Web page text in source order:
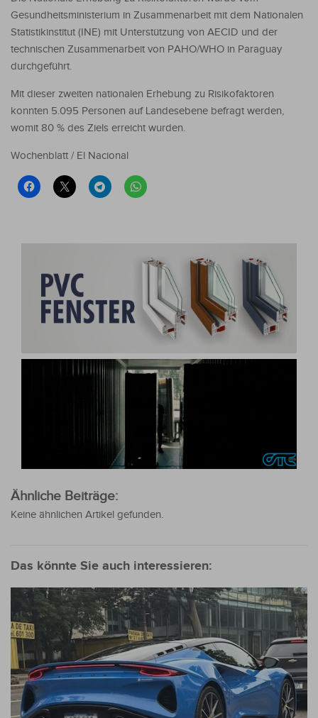
Gesundheitsministerium in Zusammenarbeit mit dem Nationalen
Statistikinstitut (INE) mit Unterstützung von AECID und der
technischen Zusammenarbeit von PAHO/WHO in Paraguay
durchgeführt.
Mit dieser zweiten nationalen Erhebung zu Risikofaktoren
konnten 5.095 Personen auf Landesebene befragt werden,
womit 80 % des Ziels erreicht wurden.
Wochenblatt / El Nacional
Ähnliche Beiträge:
Keine ähnlichen Artikel gefunden.
Das könnte Sie auch interessieren: